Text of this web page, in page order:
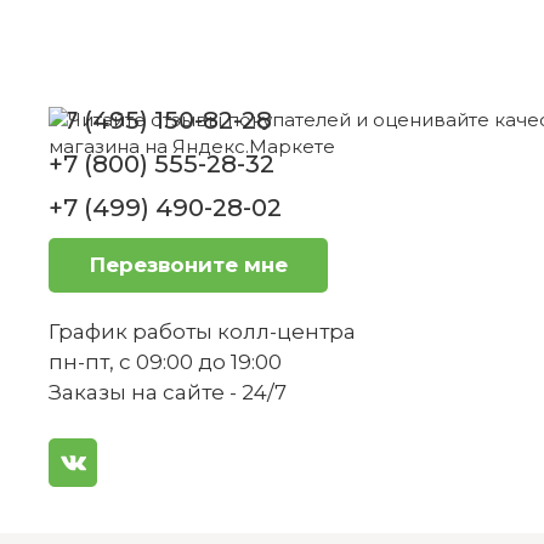
1
Вилка для мяса 195 мм Montauk Villeroy &
Нет в наличии
Можно ли использовать вилку в
Совместима ли вилка с другими
Насколько долговечна вилка?
+7 (495) 150-82-28
+7 (800) 555-28-32
+7 (499) 490-28-02
Перезвоните мне
График работы колл-центра
пн-пт, с 09:00 до 19:00
Заказы на сайте - 24/7